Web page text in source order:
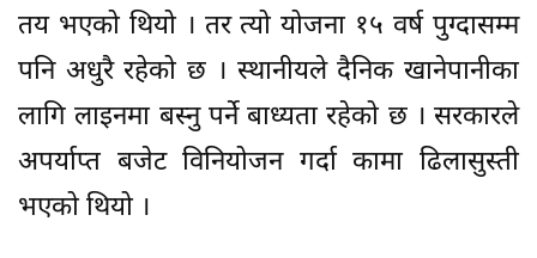
तय भएको थियो । तर त्यो योजना १५ वर्ष पुग्दासम्म
पनि अधुरै रहेको छ । स्थानीयले दैनिक खानेपानीका
लागि लाइनमा बस्नु पर्ने बाध्यता रहेको छ । सरकारले
अपर्याप्त बजेट विनियोजन गर्दा कामा ढिलासुस्ती
भएको थियो ।